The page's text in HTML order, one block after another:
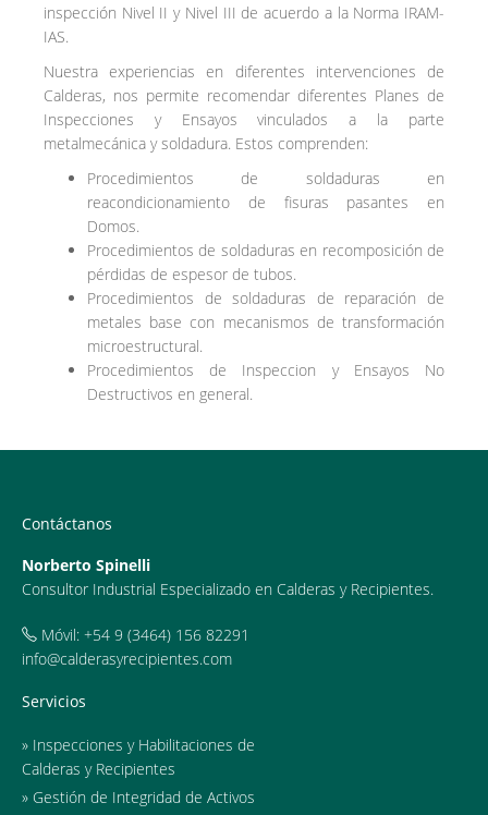
inspección Nivel II y Nivel III de acuerdo a la Norma IRAM-
IAS.
Nuestra experiencias en diferentes intervenciones de
Calderas, nos permite recomendar diferentes Planes de
Inspecciones y Ensayos vinculados a la parte
metalmecánica y soldadura. Estos comprenden:
Procedimientos de soldaduras en
reacondicionamiento de fisuras pasantes en
Domos.
Procedimientos de soldaduras en recomposición de
pérdidas de espesor de tubos.
Procedimientos de soldaduras de reparación de
metales base con mecanismos de transformación
microestructural.
Procedimientos de Inspeccion y Ensayos No
Destructivos en general.
Contáctanos
Norberto Spinelli
Consultor Industrial Especializado en Calderas y Recipientes.
Móvil: +54 9 (3464) 156 82291
info@calderasyrecipientes.com
Servicios
» Inspecciones y Habilitaciones de
Calderas y Recipientes
» Gestión de Integridad de Activos